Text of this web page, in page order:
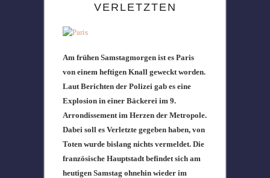
VERLETZTEN
Am frühen Samstagmorgen ist es Paris
von einem heftigen Knall geweckt worden.
Laut Berichten der Polizei gab es eine
Explosion in einer Bäckerei im 9.
Arrondissement im Herzen der Metropole.
Dabei soll es Verletzte gegeben haben, von
Toten wurde bislang nichts vermeldet. Die
französische Hauptstadt befindet sich am
heutigen Samstag ohnehin wieder im